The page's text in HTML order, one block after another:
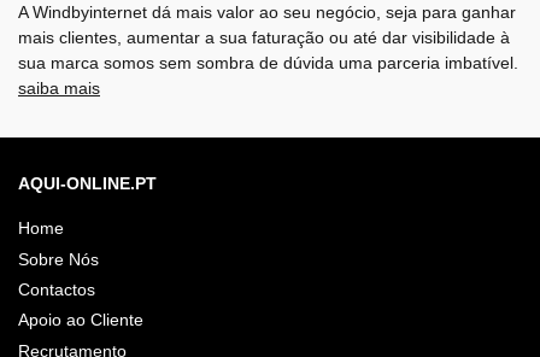
A Windbyinternet dá mais valor ao seu negócio, seja para ganhar
mais clientes, aumentar a sua faturação ou até dar visibilidade à
sua marca somos sem sombra de dúvida uma parceria imbatível.
saiba mais
AQUI-ONLINE.PT
Home
Sobre Nós
Contactos
Apoio ao Cliente
Recrutamento